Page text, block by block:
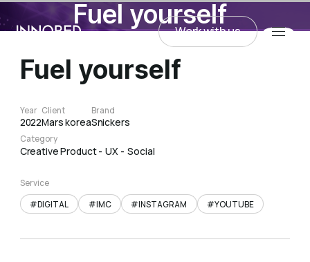
INNORED
Work with us
Work with us
Fuel yourself
Fuel yourself
Year
2022
Client
Mars korea
Brand
Snickers
Category
Creative Product UX Social
Service
#DIGITAL #IMC #INSTAGRAM #YOUTUBE